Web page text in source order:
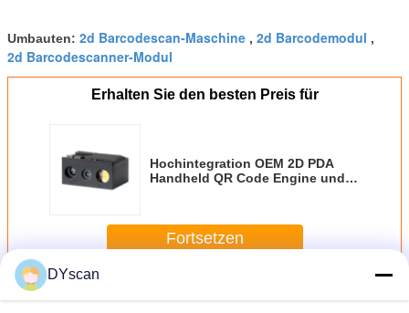
Umbauten: 2d Barcodescan-Maschine , 2d Barcodemodul ,
2d Barcodescanner-Modul
Erhalten Sie den besten Preis für
Hochintegration OEM 2D PDA
Handheld QR Code Engine und
Fortsetzen
Mehr
DYscan